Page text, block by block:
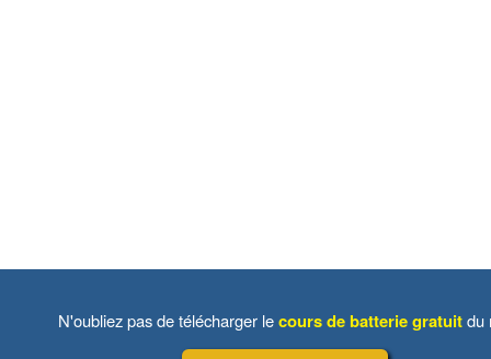
N'oubliez pas de télécharger lecours de batterie gratuitdu